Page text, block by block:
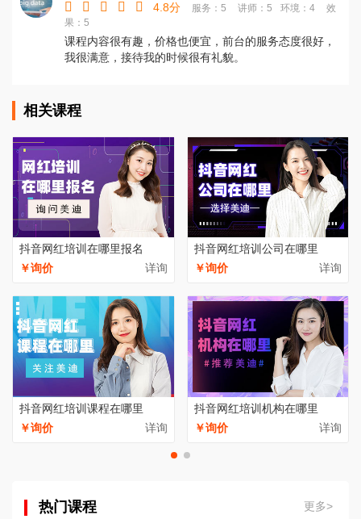
4.8分
服务：5 讲师：5 环境：4
效
果：5
课程内容很有趣，价格也便宜，前台的服务态度很好，
我很满意，接待我的时候很有礼貌。
相关课程
抖音网红培训在哪里报名
￥询价
详询
抖音网红培训公司在哪里
￥询价
详询
抖音网红培训课程在哪里
￥询价
详询
抖音网红培训机构在哪里
￥询价
详询
热门课程 更多>